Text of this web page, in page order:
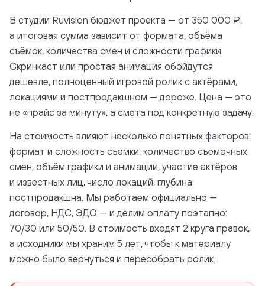
В студии Ruvision бюджет проекта — от 350 000 ₽,
а итоговая сумма зависит от формата, объёма
съёмок, количества смен и сложности графики.
Скринкаст или простая анимация обойдутся
дешевле, полноценный игровой ролик с актёрами,
локациями и постпродакшном — дороже. Цена — это
не «прайс за минуту», а смета под конкретную задачу.
На стоимость влияют несколько понятных факторов:
формат и сложность съёмки, количество съёмочных
смен, объём графики и анимации, участие актёров
и известных лиц, число локаций, глубина
постпродакшна. Мы работаем официально —
договор, НДС, ЭДО — и делим оплату поэтапно:
70/30 или 50/50. В стоимость входят 2 круга правок,
а исходники мы храним 5 лет, чтобы к материалу
можно было вернуться и пересобрать ролик.